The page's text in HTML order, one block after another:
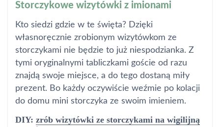
Storczykowe wizytówki z imionami
Kto siedzi gdzie w te święta? Dzięki
własnoręcznie zrobionym wizytówkom ze
storczykami nie będzie to już niespodzianka. Z
tymi oryginalnymi tabliczkami goście od razu
znajdą swoje miejsce, a do tego dostaną miły
prezent. Bo każdy oczywiście weźmie po kolacji
do domu mini storczyka ze swoim imieniem.
DIY: zrób wizytówki ze storczykami na wigilijną